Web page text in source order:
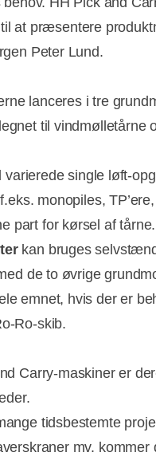
at præsentere
Peter Lund.
lanceres i tre
til vindmølletårne
varierede single løft-
monopiles,
part for kørsel af tårne.
kan bruges
de to øvrige
emnet, hvis der er
Ro-skib.
Carry-maskiner er
tidsbestemte
mv. kommer